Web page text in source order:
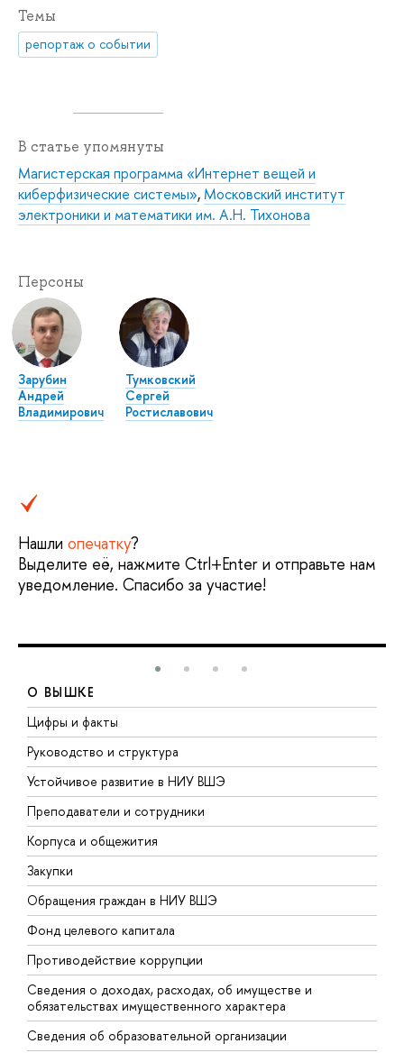
Темы
репортаж о событии
В статье упомянуты
Магистерская программа «Интернет вещей и
киберфизические системы», Московский институт
электроники и математики им. А.Н. Тихонова
Персоны
Зарубин
Андрей
Владимирович
Тумковский
Сергей
Ростиславович
Нашли опечатку?
Выделите её, нажмите Ctrl+Enter и отправьте нам
уведомление. Спасибо за участие!
О ВЫШКЕ
Цифры и факты
Руководство и структура
Устойчивое развитие в НИУ ВШЭ
Преподаватели и сотрудники
Корпуса и общежития
Закупки
Обращения граждан в НИУ ВШЭ
Фонд целевого капитала
Противодействие коррупции
Сведения о доходах, расходах, об имуществе и
обязательствах имущественного характера
Сведения об образовательной организации